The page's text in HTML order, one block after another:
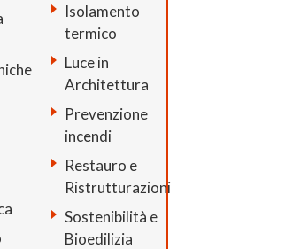
Isolamento
termico
Luce in
Architettura
Prevenzione
incendi
Restauro e
Ristrutturazioni
Sostenibilità e
Bioedilizia